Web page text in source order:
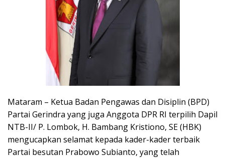
Mataram – Ketua Badan Pengawas dan Disiplin (BPD)
Partai Gerindra yang juga Anggota DPR RI terpilih Dapil
NTB-II/ P. Lombok, H. Bambang Kristiono, SE (HBK)
mengucapkan selamat kepada kader-kader terbaik
Partai besutan Prabowo Subianto, yang telah